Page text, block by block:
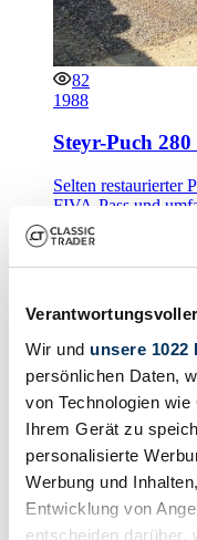
Wir und unsere 1022
persönlichen Daten,
von Technologien
Ihrem Gerät zu
personalisierte
Werbung und
Entwicklung von
entscheiden darüber,
82
1988
Steyr-Puch
Selten restaurierter
FIVA-Pass und
Schätzwert
€ 56.000 - €
Laden…
Beginnt in24 Tage,